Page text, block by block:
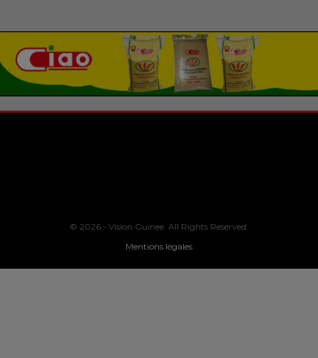
© 2026 - Vision Guinee. All Rights Reserved.
Mentions légales